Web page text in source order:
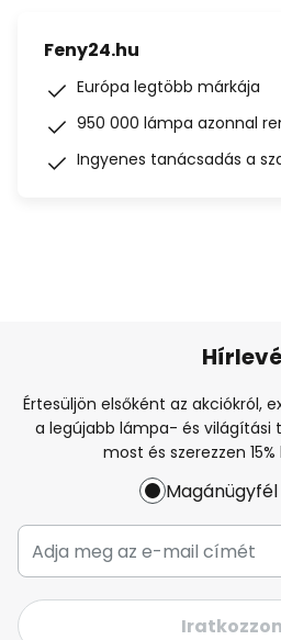
Feny24.hu
Európa legtöbb márkája
950 000 lámpa azonnal
Ingyenes tanácsadás a
Értesüljön elsőként az akciókról,
a legújabb lámpa- és világítási
most és szerezzen
Magánügyfél